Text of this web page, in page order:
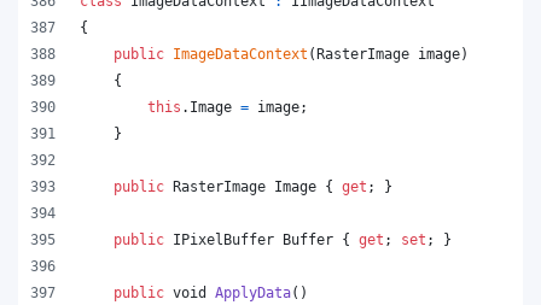
{
public ImageDataContext (RasterImage image)
{
this . Image = image;
}
public RasterImage Image { get ; }
public IPixelBuffer Buffer { get ; set ; }
public void ApplyData( )